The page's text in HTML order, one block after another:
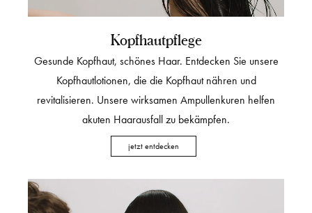
Kopfhautpflege
Gesunde Kopfhaut, schönes Haar. Entdecken Sie unsere
Kopfhautlotionen, die die Kopfhaut nähren und
revitalisieren. Unsere wirksamen Ampullenkuren helfen
akuten Haarausfall zu bekämpfen.
jetzt entdecken